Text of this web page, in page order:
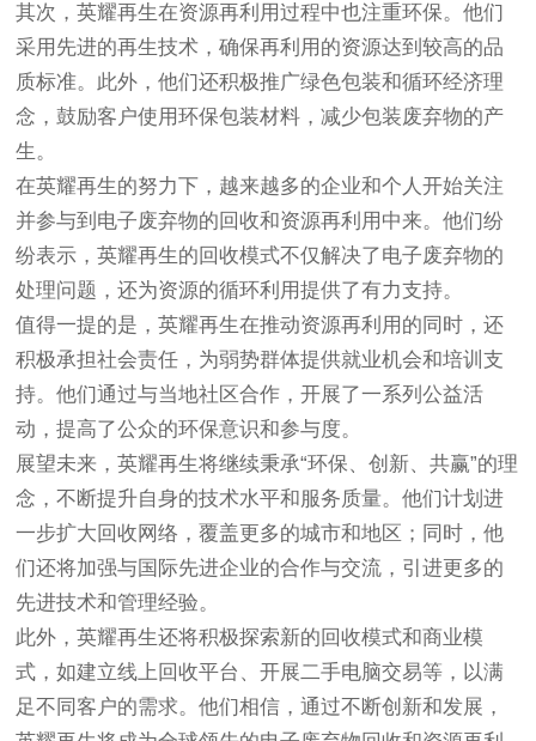
其次，英耀再生在资源再利用过程中也注重环保。他们
采用先进的再生技术，确保再利用的资源达到较高的品
质标准。此外，他们还积极推广绿色包装和循环经济理
念，鼓励客户使用环保包装材料，减少包装废弃物的产
生。
在英耀再生的努力下，越来越多的企业和个人开始关注
并参与到电子废弃物的回收和资源再利用中来。他们纷
纷表示，英耀再生的回收模式不仅解决了电子废弃物的
处理问题，还为资源的循环利用提供了有力支持。
值得一提的是，英耀再生在推动资源再利用的同时，还
积极承担社会责任，为弱势群体提供就业机会和培训支
持。他们通过与当地社区合作，开展了一系列公益活
动，提高了公众的环保意识和参与度。
展望未来，英耀再生将继续秉承“环保、创新、共赢”的理
念，不断提升自身的技术水平和服务质量。他们计划进
一步扩大回收网络，覆盖更多的城市和地区；同时，他
们还将加强与国际先进企业的合作与交流，引进更多的
先进技术和管理经验。
此外，英耀再生还将积极探索新的回收模式和商业模
式，如建立线上回收平台、开展二手电脑交易等，以满
足不同客户的需求。他们相信，通过不断创新和发展，